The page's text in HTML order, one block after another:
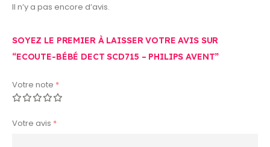
Il n’y a pas encore d’avis.
SOYEZ LE PREMIER À LAISSER VOTRE AVIS SUR
“ECOUTE-BÉBÉ DECT SCD715 – PHILIPS AVENT”
Votre note *
Votre avis *